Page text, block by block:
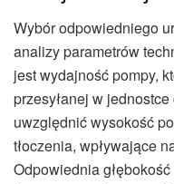
Wybór odpowiedniego
analizy parametrów
jest wydajność pompy,
przesyłanej w
uwzględnić wysokość
tłoczenia, wpływające
Odpowiednia